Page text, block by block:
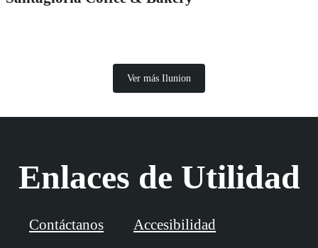
Ver más Ilunion
Enlaces de Utilidad
Contáctanos Accesibilidad